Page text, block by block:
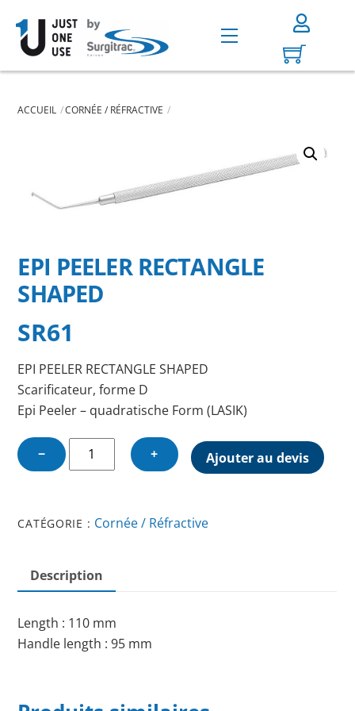
content
Menu
ACCUEIL CORNÉE / RÉFRACTIVE
EPI PEELER RECTANGLE
SHAPED
SR61
EPI PEELER RECTANGLE SHAPED
Scarificateur, forme D
Epi Peeler – quadratische Form (LASIK)
−
quantité
de
RECTANGLE
+ Ajouter au devis
CATÉGORIE : Cornée / Réfractive
Description
Length : 110 mm
Handle length : 95 mm